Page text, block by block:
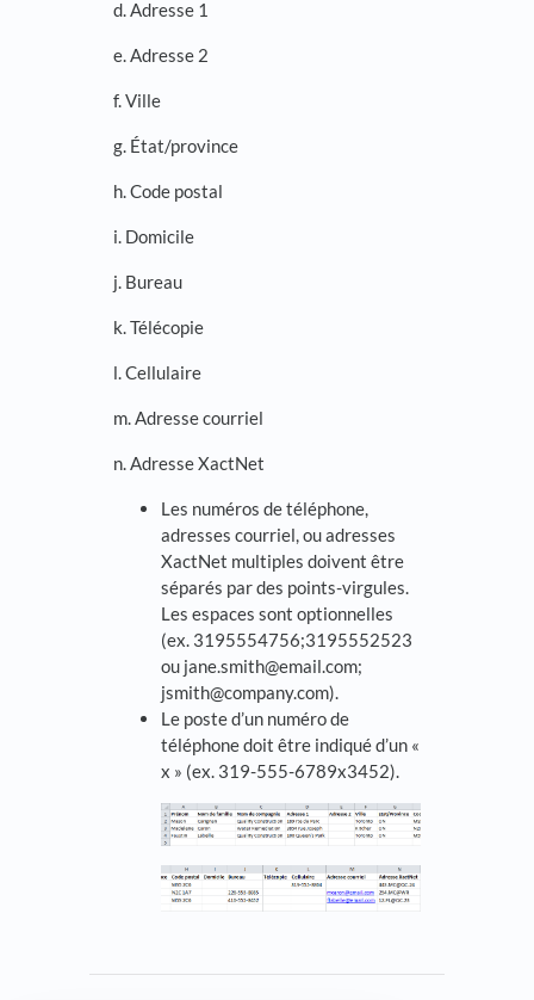
d. Adresse 1
e. Adresse 2
f. Ville
g. État/province
h. Code postal
i. Domicile
j. Bureau
k. Télécopie
l. Cellulaire
m. Adresse courriel
n. Adresse XactNet
Les numéros de téléphone,
adresses courriel, ou adresses
XactNet multiples doivent être
séparés par des points-virgules.
Les espaces sont optionnelles
(ex. 3195554756;3195552523
ou jane.smith@email.com;
jsmith@company.com).
Le poste d’un numéro de
téléphone doit être indiqué d’un «
x » (ex. 319-555-6789x3452).